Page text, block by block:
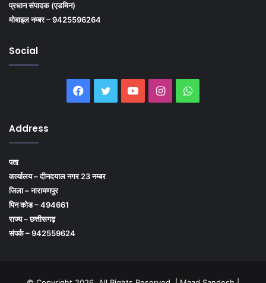
प्रधान संपादक (एडमिन)
मोबाइल नम्बर – 9425596264
Social
Facebook
TwitterYouTubeInstagramWhatsApp
Address
पता
कार्यालय – दीनदयाल नगर 23 नम्बर
जिला – नारायणपुर
पिन कोड – 494661
राज्य – छत्तीसगढ़
संपर्क – 942559624